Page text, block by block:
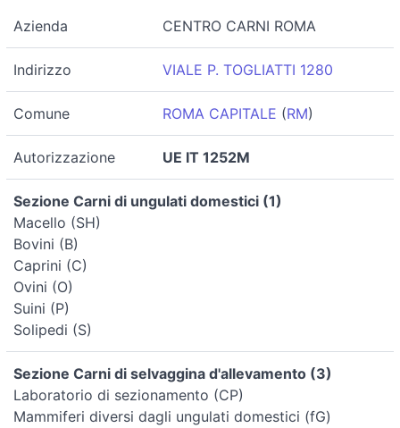
Azienda CENTRO CARNI ROMA
Indirizzo VIALE P. TOGLIATTI 1280
Comune ROMA CAPITALE (RM)
Autorizzazione UE IT 1252M
Sezione Carni di ungulati domestici (1)
Macello (SH)
Bovini (B)
Caprini (C)
Ovini (O)
Suini (P)
Solipedi (S)
Sezione Carni di selvaggina d'allevamento (3)
Laboratorio di sezionamento (CP)
Mammiferi diversi dagli ungulati domestici (fG)